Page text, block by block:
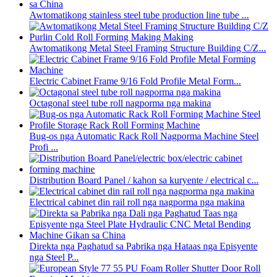
Awtomatikong stainless steel tube production line tube ...
Awtomatikong Metal Steel Framing Structure Building C/Z...
Electric Cabinet Frame 9/16 Fold Profile Metal Form...
Octagonal steel tube roll nagporma nga makina
Bug-os nga Automatic Rack Roll Nagporma Machine Steel
Profi ...
Distribution Board Panel / kahon sa kuryente / electrical c...
Electrical cabinet din rail roll nga nagporma nga makina
Direkta nga Paghatud sa Pabrika nga Hataas nga Episyente
nga Steel P...